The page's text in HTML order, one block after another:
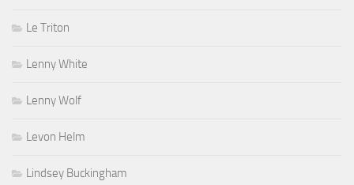
Le Triton
Lenny White
Lenny Wolf
Levon Helm
Lindsey Buckingham